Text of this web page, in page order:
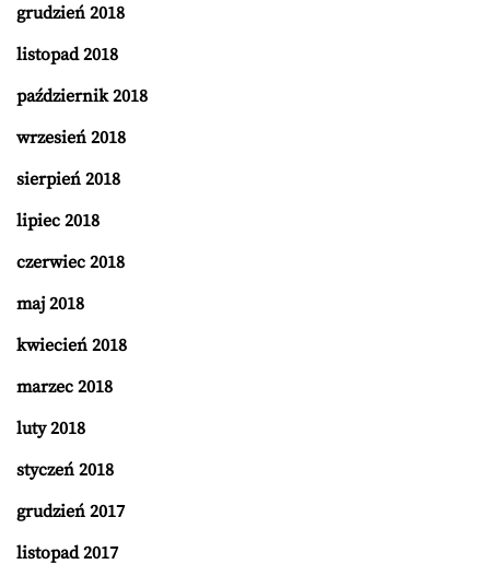
grudzień 2018
listopad 2018
październik 2018
wrzesień 2018
sierpień 2018
lipiec 2018
czerwiec 2018
maj 2018
kwiecień 2018
marzec 2018
luty 2018
styczeń 2018
grudzień 2017
listopad 2017